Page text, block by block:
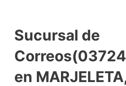
Sucursal de
en